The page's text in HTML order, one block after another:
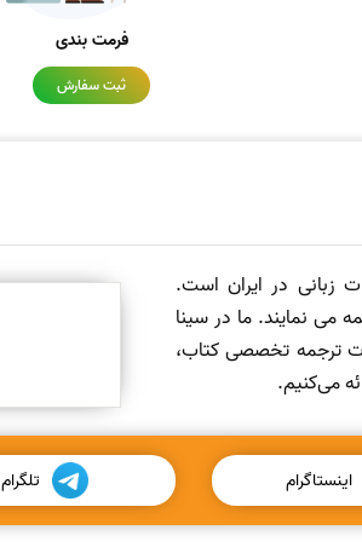
فرمت بندی
ثبت سفارش
زبانی در ایران است.
می نمایند. ما در سینا
ترجمه تخصصی کتاب،
می‌کنیم.
اینستاگرام تلگرام